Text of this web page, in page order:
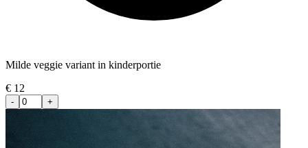
Milde veggie variant in kinderportie
€ 12
- +